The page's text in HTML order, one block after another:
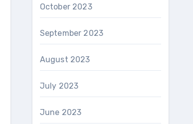
October 2023
September 2023
August 2023
July 2023
June 2023